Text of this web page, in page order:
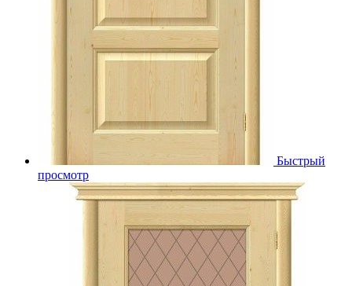
Быстрый
просмотр